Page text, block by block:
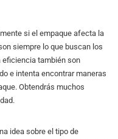
si el empaque afecta la
siempre lo que buscan los
eficiencia también son
e intenta encontrar maneras
Obtendrás muchos
idea sobre el tipo de